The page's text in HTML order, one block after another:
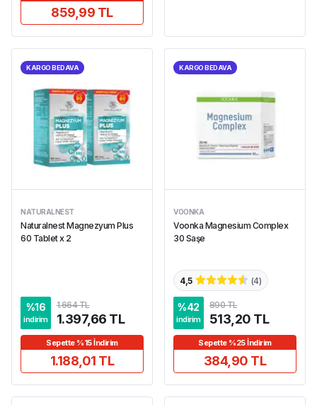
859,99 TL
KARGO BEDAVA
NATURALNEST
Naturalnest Magnezyum Plus
60 Tablet x 2
%16
indirim
1.664 TL
1.397,66 TL
Sepette %15 İndirim
1.188,01 TL
KARGO BEDAVA
VOONKA
Voonka Magnesium Complex
30 Saşe
4,5 (4)
%42
indirim
890 TL
513,20 TL
Sepette %25 İndirim
384,90 TL